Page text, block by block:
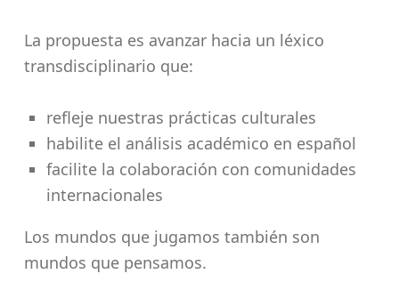
La propuesta es avanzar hacia un léxico
transdisciplinario que:
refleje nuestras prácticas culturales
habilite el análisis académico en español
facilite la colaboración con comunidades
internacionales
Los mundos que jugamos también son
mundos que pensamos.